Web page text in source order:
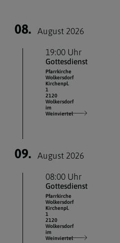
08. August 2026
19:00 Uhr
Gottesdienst
Pfarrkirche
Wolkersdorf
Kirchenpl.
1
2120
Wolkersdorf
im
Weinviertel
09. August 2026
08:00 Uhr
Gottesdienst
Pfarrkirche
Wolkersdorf
Kirchenpl.
1
2120
Wolkersdorf
im
Weinviertel